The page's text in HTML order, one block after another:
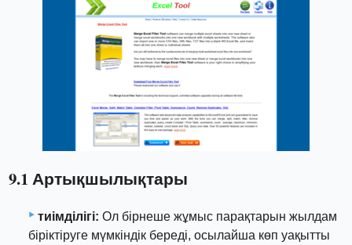
9.1 Артықшылықтары
тиімділігі: Ол бірнеше жұмыс парақтарын жылдам
біріктіруге мүмкіндік береді, осылайша көп уақытты